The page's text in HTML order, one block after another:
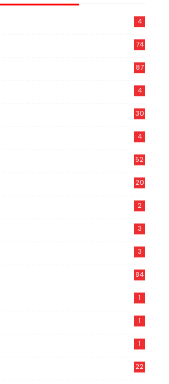
4
74
87
4
30
4
52
20
2
3
3
84
1
1
1
22